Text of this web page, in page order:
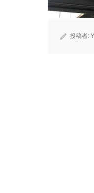
投稿者: